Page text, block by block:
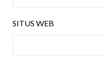
SITUS WEB